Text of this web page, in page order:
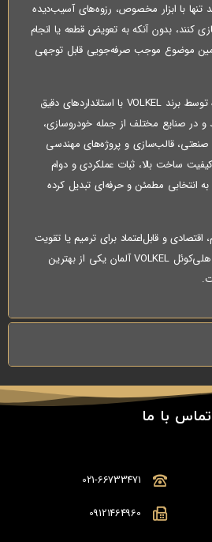
تنها با ابزار مخصوص، رزوه‌های آسیب‌دیده
کنند، بدون آنکه به تعویض قطعه یا انجام
موضوع موجب صرفه‌جویی قابل توجهی
فنرهای هلی‌کوئل تولید شده توسط برند VOLKEL با استانداردهای دقیق
و در صنایع مختلف از جمله خودروسازی،
صنعتی، قالب‌سازی و پروژه‌های مهندسی
ساخت بالا، ثبات عملکردی و دوام
انتخابی مطمئن و حرفه‌ای تبدیل کرده
اقتصادی و قابل‌اعتماد برای ترمیم یا تقویت
رزوه‌های داخلی هستید، فنر هلی‌کوئل VOLKEL آلمان یکی از بهترین
تماس با ما
021-66733471
09121464960